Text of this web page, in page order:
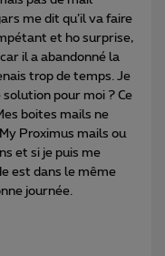
me dit qu’il va faire
et ho surprise,
il a abandonné la
trop de temps. Je
pour moi ? Ce
boites mails ne
Proximus mails ou
et si je puis me
est dans le même
journée.